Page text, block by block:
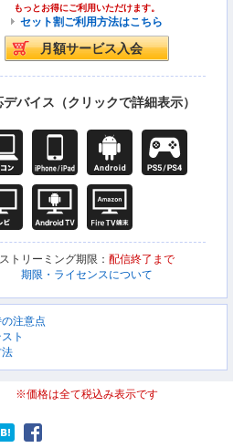
もっとお得にご利用いただけます。
セット割ご利用方法はこちら
デバイス（クリックで詳細表示）
ストリーミング期限： 配信終了まで
期限・ライセンスについて
注意点
ト
※価格は全て税込み表示です